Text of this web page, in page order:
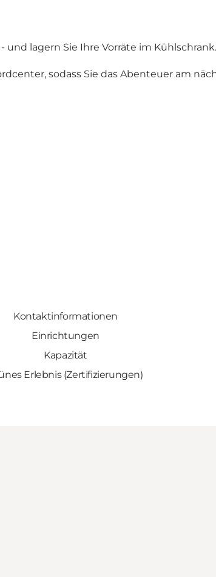
und lagern Sie Ihre Vorräte im Kühlschrank.
sodass Sie das Abenteuer am
Kontaktinformationen
Einrichtungen
Kapazität
Erlebnis (Zertifizierungen)